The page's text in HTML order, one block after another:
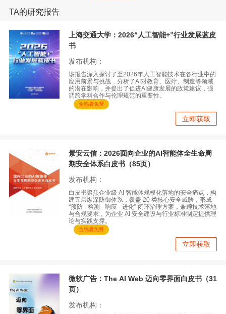
TA的研究报告
上海交通大学：2026“人工智能+”行业发展蓝皮
书
发布机构：
该报告深入探讨了至2026年人工智能技术在各行业中的
应用前景与挑战，分析了AI对教育、医疗、制造等领域
的潜在影响，并提出了促进AI健康发展的政策建议，强
调跨学科合作与伦理规范的重要性。
金锦囊免费
立即获取
景安云信：2026面向企业的AI智能体全生命周
期安全体系白皮书（85页）
发布机构：
白皮书聚焦企业级 AI 智能体规模化落地的安全痛点，构
建五层纵深防御体系，覆盖 20 类核心安全威胁，形成
“预防 - 检测 - 响应 - 进化” 闭环治理方案，兼顾技术落地
与合规要求，为企业 AI 安全建设与行业标准制定提供理
论与实践支撑。
金锦囊免费
立即获取
微软广告：The AI Web 迈向零界面白皮书（31
页）
发布机构：